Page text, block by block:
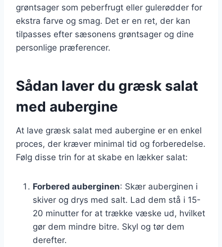
grøntsager som peberfrugt eller gulerødder for
ekstra farve og smag. Det er en ret, der kan
tilpasses efter sæsonens grøntsager og dine
personlige præferencer.
Sådan laver du græsk salat
med aubergine
At lave græsk salat med aubergine er en enkel
proces, der kræver minimal tid og forberedelse.
Følg disse trin for at skabe en lækker salat:
Forbered auberginen: Skær auberginen i
skiver og drys med salt. Lad dem stå i 15-
20 minutter for at trække væske ud, hvilket
gør dem mindre bitre. Skyl og tør dem
derefter.